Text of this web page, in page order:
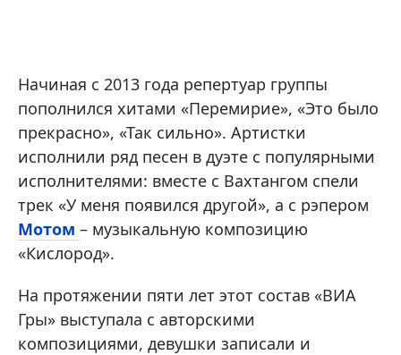
Начиная с 2013 года репертуар группы
пополнился хитами «Перемирие», «Это было
прекрасно», «Так сильно». Артистки
исполнили ряд песен в дуэте с популярными
исполнителями: вместе с Вахтангом спели
трек «У меня появился другой», а с рэпером
Мотом – музыкальную композицию
«Кислород».
На протяжении пяти лет этот состав «ВИА
Гры» выступала с авторскими
композициями, девушки записали и